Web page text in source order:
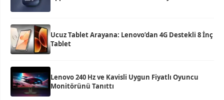
Ucuz Tablet Arayana: Lenovo’dan 4G Destekli 8 İnç
Tablet
Lenovo 240 Hz ve Kavisli Uygun Fiyatlı Oyuncu
Monitörünü Tanıttı